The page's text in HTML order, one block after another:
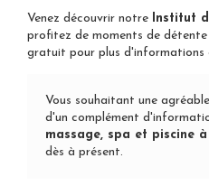
Venez découvrir notre Institut
profitez de moments de détente
gratuit pour plus d'informations
Vous souhaitant une
d'un complément
massage, spa et piscine
dès à présent.